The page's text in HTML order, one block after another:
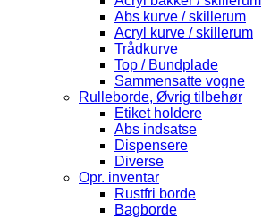
Abs kurve / skillerum
Acryl kurve / skillerum
Trådkurve
Top / Bundplade
Sammensatte vogne
Rulleborde, Øvrig tilbehør
Etiket holdere
Abs indsatse
Dispensere
Diverse
Opr. inventar
Rustfri borde
Bagborde